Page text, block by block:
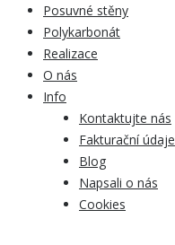
Posuvné stěny
Polykarbonát
Realizace
O nás
Info
Kontaktujte nás
Fakturační údaje
Blog
Napsali o nás
Cookies